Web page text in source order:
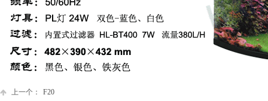
上一个：
F20